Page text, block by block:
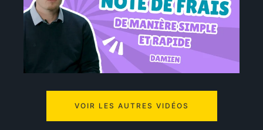
VOIR LES AUTRES VIDÉOS